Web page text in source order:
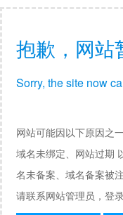
抱歉，网站
Sorry, the site now
网站可能因以下原因之
域名未绑定、网站过期
名未备案、域名备案被
请联系网站管理员，登